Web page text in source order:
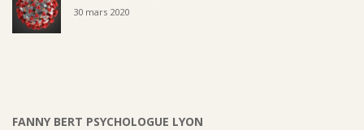
30 mars 2020
FANNY BERT PSYCHOLOGUE LYON